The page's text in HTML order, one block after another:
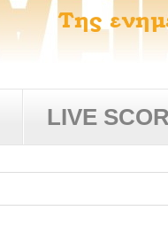
LIVE